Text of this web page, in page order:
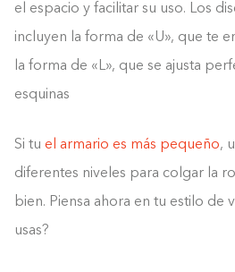
el espacio y facilitar su uso. Los
incluyen la forma de «U», que te
la forma de «L», que se ajusta
esquinas
Si tu el armario es más pequeño,
diferentes niveles para colgar la
bien. Piensa ahora en tu estilo de
usas?